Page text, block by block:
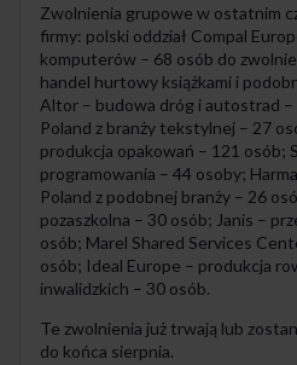
Zwolnienia grupowe w ostatnim
firmy: polski oddział Compal
komputerów – 68 osób do
handel hurtowy książkami i
Altor – budowa dróg i autostrad –
Poland z branży tekstylnej – 27
produkcja opakowań – 121 osób;
programowania – 44 osoby;
Poland z podobnej branży – 26
pozaszkolna – 30 osób; Janis –
osób; Marel Shared Services
osób; Ideal Europe – produkcja
inwalidzkich – 30 osób.
Te zwolnienia już trwają lub
do końca sierpnia.